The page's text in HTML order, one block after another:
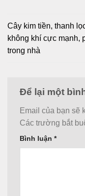
Cây kim tiền, thanh
không khí cực mạnh,
trong nhà
Để lại một
Email của bạn sẽ
Các trường bắt
Bình luận *